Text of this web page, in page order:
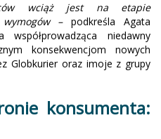
wciąż jest na etapie
wymogów –podkreśla Agata
współprowadząca niedawny
konsekwencjom nowych
Globkurier oraz imoje z grupy
konsumenta: